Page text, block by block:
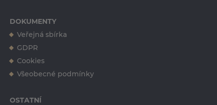
DOKUMENTY
Veřejná sbírka
GDPR
Cookies
Všeobecné podmínky
OSTATNÍ